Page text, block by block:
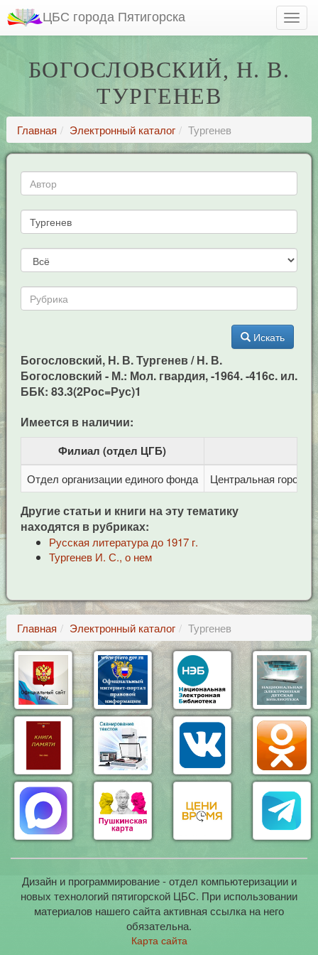
ЦБС города Пятигорска
БОГОСЛОВСКИЙ, Н. В.
ТУРГЕНЕВ
Главная Электронный каталог Тургенев
Искать
Богословский, Н. В. Тургенев / Н. В.
Богословский - М.: Мол. гвардия, -1964. -416c. ил.
ББК: 83.3(2Рос=Рус)1
Имеется в наличии:
Филиал (отдел ЦГБ)
Отдел организации единого фонда Центральная
Другие статьи и книги на эту тематику
находятся в рубриках:
Русская литература до 1917 г.
Тургенев И. С., о нем
Главная Электронный каталог Тургенев
Дизайн и программирование - отдел компьютеризации и
новых технологий пятигорской ЦБС. При использовании
материалов нашего сайта активная ссылка на него
обязательна.
Карта сайта